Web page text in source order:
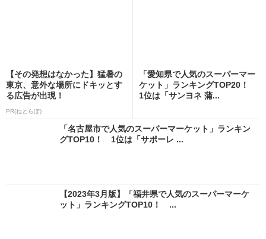
【その発想はなかった】猛暑の
東京、意外な場所にドキッとす
る広告が出現！
PR(ねとらぼ)
「愛知県で人気のスーパーマー
ケット」ランキングTOP20！
1位は「サンヨネ 蒲...
「名古屋市で人気のスーパーマーケット」ランキン
グTOP10！ 1位は「サポーレ ...
【2023年3月版】「福井県で人気のスーパーマーケ
ット」ランキングTOP10！ ...